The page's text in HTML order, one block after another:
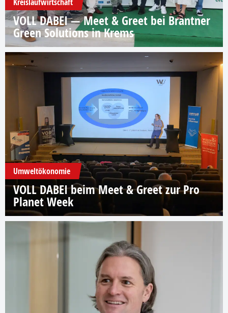
VOLL DABEI — Meet & Greet bei Brantner
Green Solutions in Krems
Umweltökonomie
VOLL DABEI beim Meet & Greet zur Pro
Planet Week